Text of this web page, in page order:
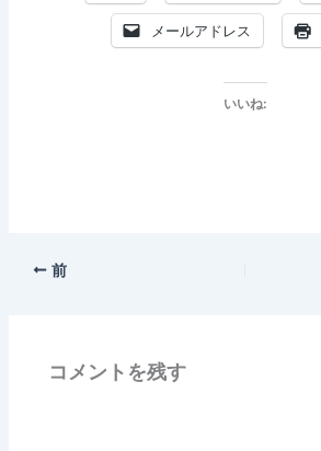
メールアドレス
いいね:
前
コメントを残す